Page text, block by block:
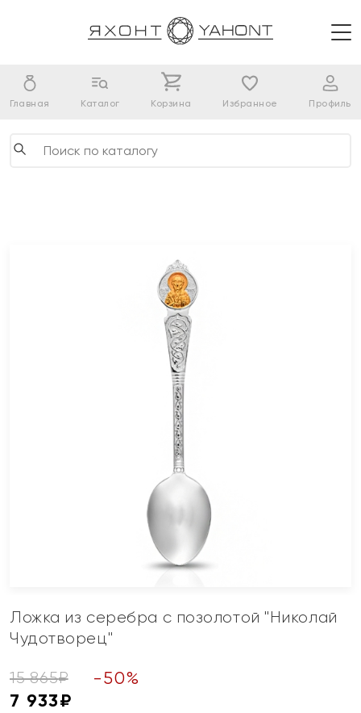
Главная Каталог Корзина Избранное Профиль
Ложка из серебра с позолотой "Николай
Чудотворец"
15 865₽ -50%
7 933₽